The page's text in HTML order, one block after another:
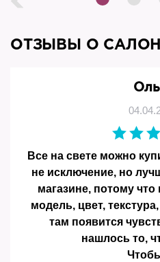
ОТЗЫВЫ О
Все на свете можно
не исключение, но
магазине, потому что
модель, цвет,
там появится
нашлось то,